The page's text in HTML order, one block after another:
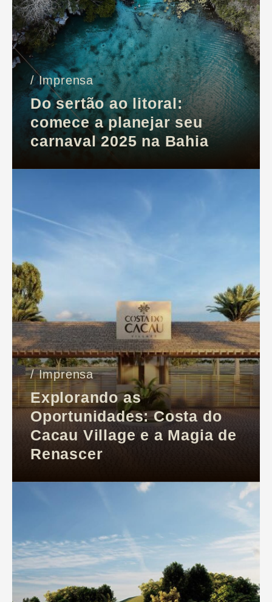
/ Imprensa
Do sertão ao litoral:
comece a planejar seu
carnaval 2025 na Bahia
/ Imprensa
Explorando as
Oportunidades: Costa do
Cacau Village e a Magia de
Renascer